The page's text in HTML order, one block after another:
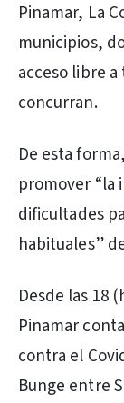
Pinamar, La
municipios,
acceso libre
concurran.
De esta
promover “la
dificultades
habituales”
Desde las 18
Pinamar
contra el
Bunge entre